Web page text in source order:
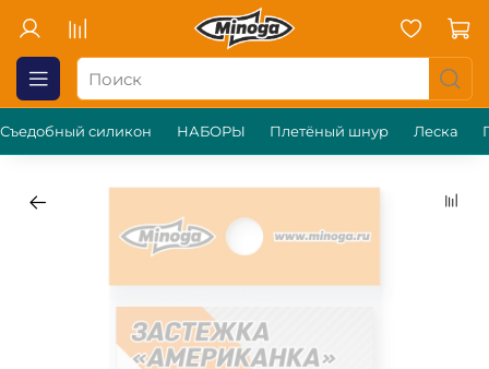
Съедобный силикон НАБОРЫ Плетёный шнур Леска